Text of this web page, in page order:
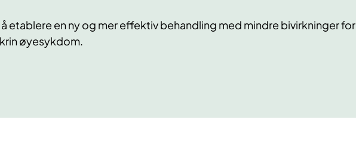
etablere en ny og mer effektiv behandling med mindre bivirkninger for
øyesykdom.